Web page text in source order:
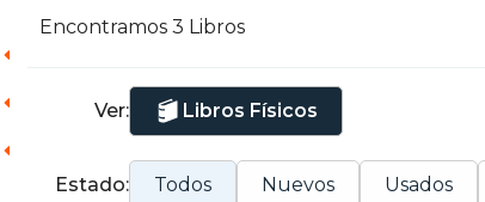
Encontramos 3 Libros
Ver: Libros Físicos
Estado: Todos Nuevos Usados